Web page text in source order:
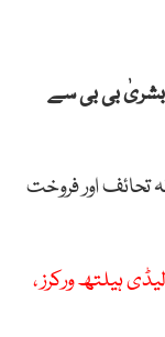
بشریٰ بی بی سے
تحائف اور فروخت
ڈی آئی خان میں ہیلتھ سینٹرپر حملہ ،2 لیڈی ہیلتھ ورکرز ،